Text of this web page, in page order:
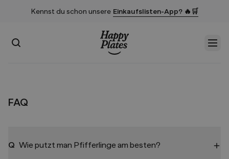
Kennst du schon unsere Einkaufslisten-App? 🔥🛒
Suchen
FAQ
Q Wie putzt man Pfifferlinge am besten?